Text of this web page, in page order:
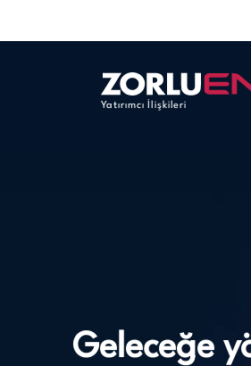
Yatırımcı İlişkileri
Geleceğe